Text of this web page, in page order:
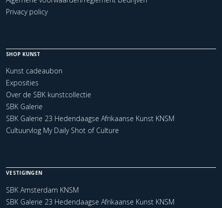
Privacy policy
SHOP KUNST
Kunst cadeaubon
Exposities
Over de SBK kunstcollectie
SBK Galerie
SBK Galerie 23 Hedendaagse Afrikaanse Kunst KNSM
Cultuurvlog My Daily Shot of Culture
VESTIGINGEN
SBK Amsterdam KNSM
SBK Galerie 23 Hedendaagse Afrikaanse Kunst KNSM